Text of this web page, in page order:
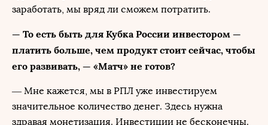
заработать, мы вряд ли сможем потратить.
— То есть быть для Кубка России инвестором —
платить больше, чем продукт стоит сейчас, чтобы
его развивать, — «Матч» не готов?
— Мне кажется, мы в РПЛ уже инвестируем
значительное количество денег. Здесь нужна
здравая монетизация. Инвестиции не бесконечны.